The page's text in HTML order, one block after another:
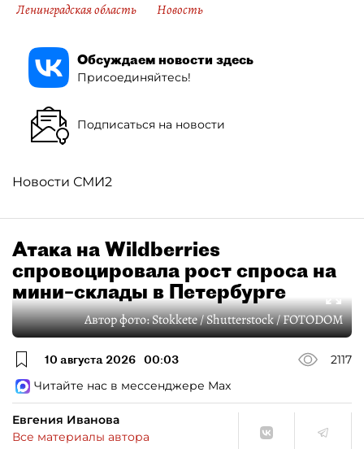
Ленинградская область
Новость
Обсуждаем новости здесь
Присоединяйтесь!
Подписаться на новости
Новости СМИ2
Атака на Wildberries
спровоцировала рост спроса на
мини–склады в Петербурге
Автор фото:Stokkete / Shutterstock / FOTODOM
10 августа 2026 00:03
2117
Читайте нас в мессенджере Max
Евгения Иванова
Все материалы автора